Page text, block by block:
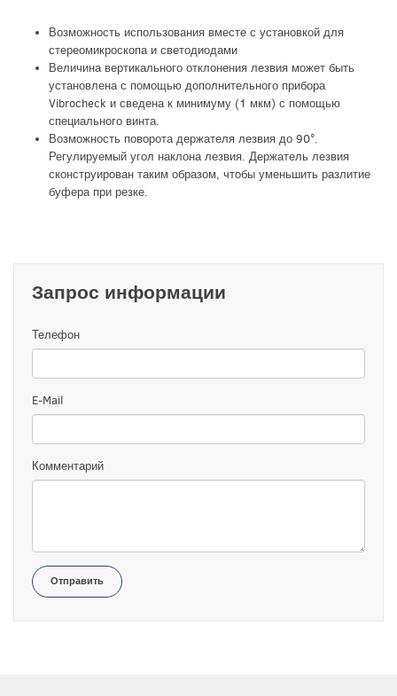
Возможность использования вместе с установкой для
стереомикроскопа и светодиодами
Величина вертикального отклонения лезвия может быть
установлена с помощью дополнительного прибора
Vibrocheck и сведена к минимуму (1 мкм) с помощью
специального винта.
Возможность поворота держателя лезвия до 90°.
Регулируемый угол наклона лезвия. Держатель лезвия
сконструирован таким образом, чтобы уменьшить разлитие
буфера при резке.
Запрос информации
Телефон
E-Mail
Комментарий
Отправить